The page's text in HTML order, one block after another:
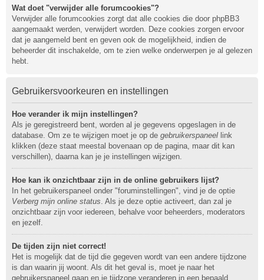
Wat doet "verwijder alle forumcookies"?
Verwijder alle forumcookies zorgt dat alle cookies die door phpBB3
aangemaakt werden, verwijdert worden. Deze cookies zorgen ervoor
dat je aangemeld bent en geven ook de mogelijkheid, indien de
beheerder dit inschakelde, om te zien welke onderwerpen je al gelezen
hebt.
Gebruikersvoorkeuren en instellingen
Hoe verander ik mijn instellingen?
Als je geregistreerd bent, worden al je gegevens opgeslagen in de
database. Om ze te wijzigen moet je op de gebruikerspaneel link
klikken (deze staat meestal bovenaan op de pagina, maar dit kan
verschillen), daarna kan je je instellingen wijzigen.
Hoe kan ik onzichtbaar zijn in de online gebruikers lijst?
In het gebruikerspaneel onder "foruminstellingen", vind je de optie
Verberg mijn online status. Als je deze optie activeert, dan zal je
onzichtbaar zijn voor iedereen, behalve voor beheerders, moderators
en jezelf.
De tijden zijn niet correct!
Het is mogelijk dat de tijd die gegeven wordt van een andere tijdzone
is dan waarin jij woont. Als dit het geval is, moet je naar het
gebruikerspaneel gaan en je tijdzone veranderen in een bepaald